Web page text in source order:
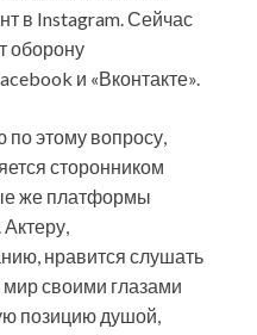
в Instagram. Сейчас
оборону
и «Вконтакте».
этому вопросу,
сторонником
же платформы
нравится слушать
своими глазами
позицию душой,